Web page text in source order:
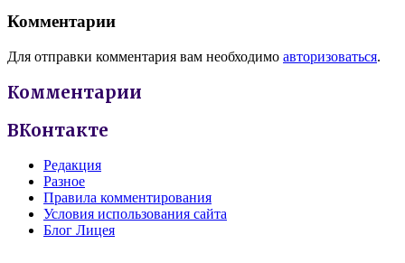
Комментарии
Для отправки комментария вам необходимо авторизоваться.
Комментарии
ВКонтакте
Редакция
Разное
Правила комментирования
Условия использования сайта
Блог Лицея